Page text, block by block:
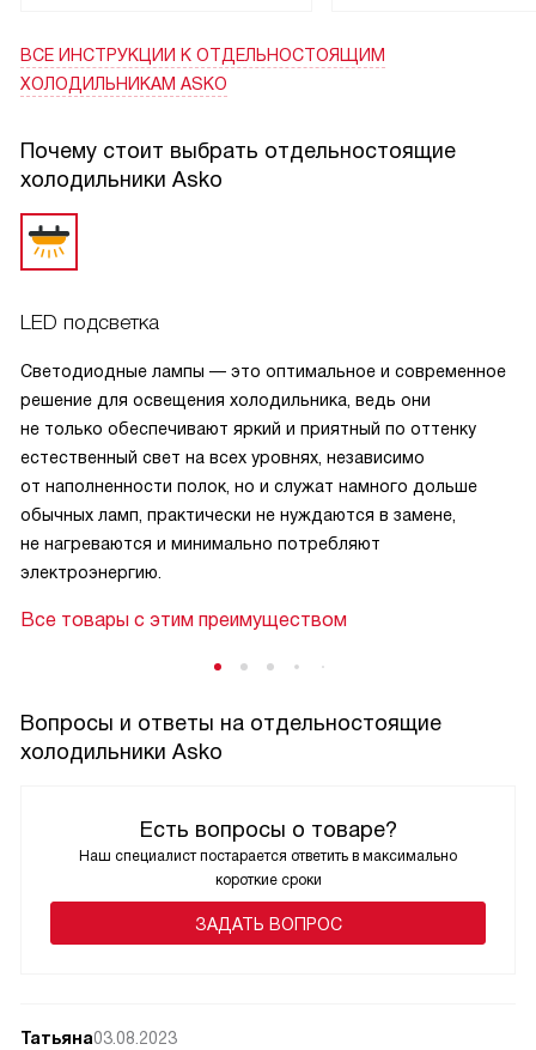
ВСЕ ИНСТРУКЦИИ К ОТДЕЛЬНОСТОЯЩИМ
ХОЛОДИЛЬНИКАМ ASKO
Почему стоит выбрать отдельностоящие
холодильники Asko
LED подсветка
Светодиодные лампы — это оптимальное и современное
решение для освещения холодильника, ведь они
не только обеспечивают яркий и приятный по оттенку
естественный свет на всех уровнях, независимо
от наполненности полок, но и служат намного дольше
обычных ламп, практически не нуждаются в замене,
не нагреваются и минимально потребляют
электроэнергию.
Все товары с этим преимуществом
Вопросы и ответы на отдельностоящие
холодильники Asko
Есть вопросы о товаре?
Наш специалист постарается ответить в максимально
короткие сроки
ЗАДАТЬ ВОПРОС
Татьяна03.08.2023